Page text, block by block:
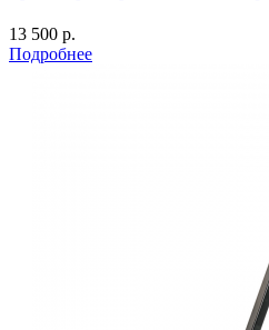
13 500 р.
Подробнее